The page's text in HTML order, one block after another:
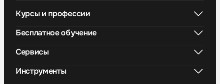
Курсы и профессии
Бесплатное обучение
Сервисы
Инструменты